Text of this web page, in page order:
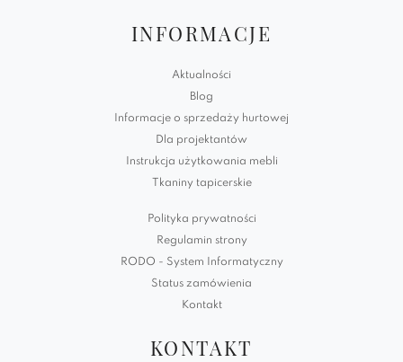
INFORMACJE
Aktualności
Blog
Informacje o sprzedaży hurtowej
Dla projektantów
Instrukcja użytkowania mebli
Tkaniny tapicerskie
Polityka prywatności
Regulamin strony
RODO - System Informatyczny
Status zamówienia
Kontakt
KONTAKT